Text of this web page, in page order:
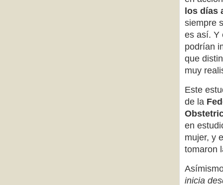
los días
siempre
es así. Y
podrían
que
muy
Este
de la
en
mujer, y
tomaron
inicia